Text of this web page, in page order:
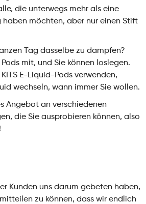
die unterwegs mehr als eine
haben möchten, aber nur einen Stift
Tag dasselbe zu dampfen?
mit, und Sie können loslegen.
E-Liquid-Pods verwenden,
wechseln, wann immer Sie wollen.
Angebot an verschiedenen
die Sie ausprobieren können, also
Kunden uns darum gebeten haben,
zu können, dass wir endlich